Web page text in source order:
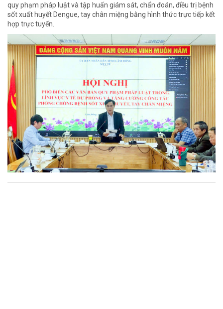
quy phạm pháp luật và tập huấn giám sát, chẩn đoán, điều trị bệnh
sốt xuất huyết Dengue, tay chân miệng bằng hình thức trực tiếp kết
hợp trực tuyến.